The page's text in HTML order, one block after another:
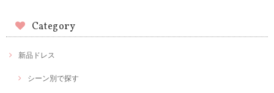
Category
新品ドレス
シーン別で探す